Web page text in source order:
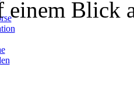
einem Blick